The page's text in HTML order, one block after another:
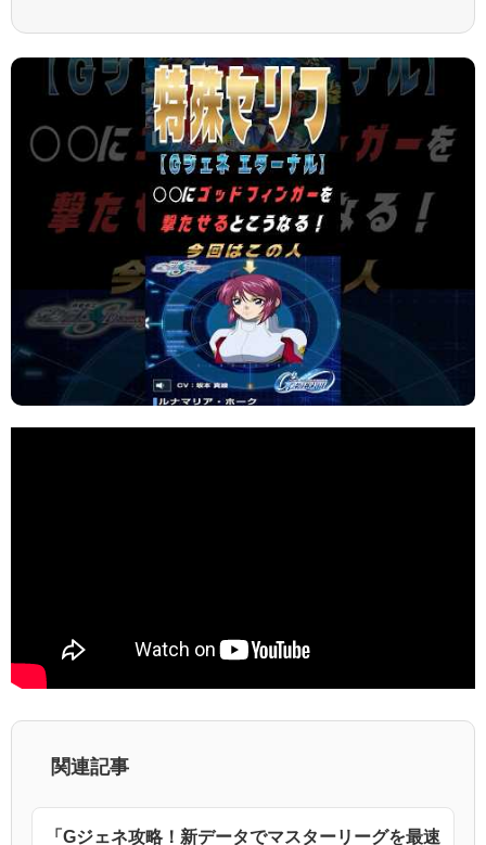
関連記事
「Gジェネ攻略！新データでマスターリーグを最速